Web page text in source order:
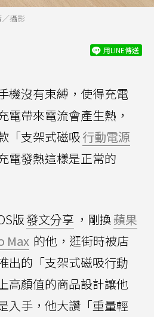
攝影
用LINE傳送
機沒有束縛，使得充電
電帶來電流會產生熱，
「支架式磁吸行動電源
電發熱這樣是正常的
版發文分享 ，剛換蘋果
Max 的他，逛街時被店
出的「支架式磁吸行動
高顏值的商品設計讓他
入手，他大讚「重量輕